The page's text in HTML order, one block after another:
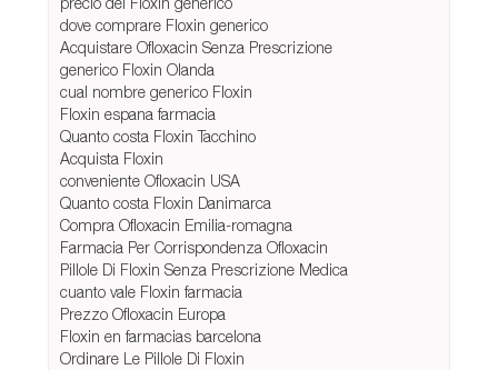
dove comprare Floxin generico
Acquistare Ofloxacin Senza Prescrizione
generico Floxin Olanda
cual nombre generico Floxin
Floxin espana farmacia
Quanto costa Floxin Tacchino
Acquista Floxin
conveniente Ofloxacin USA
Quanto costa Floxin Danimarca
Compra Ofloxacin Emilia-romagna
Farmacia Per Corrispondenza Ofloxacin
Pillole Di Floxin Senza Prescrizione Medica
cuanto vale Floxin farmacia
Prezzo Ofloxacin Europa
Floxin en farmacias barcelona
Ordinare Le Pillole Di Floxin